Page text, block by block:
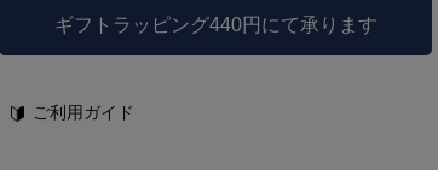
ギフトラッピング440円にて承ります
ご利用ガイド